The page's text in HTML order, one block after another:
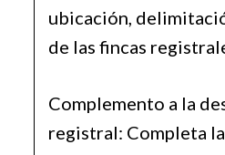
ubicación,
de las fincas
Complemento a la
registral: Completa